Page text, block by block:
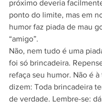
próximo deveria
ponto do limite, mas em
humor faz piada de mau
“amigo”.
Não, nem tudo é uma
foi só brincadeira.
refaça seu humor. Não é
dizem: Toda brincadeira
de verdade. Lembre-se: